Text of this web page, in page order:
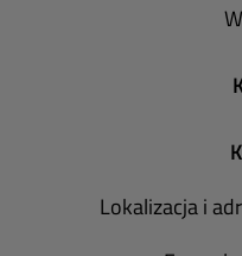
Lokalizacja i